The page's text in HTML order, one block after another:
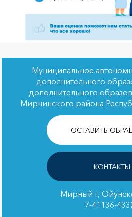
Муниципальное
дополнительного
дополнительного
Мирнинского района
ОСТАВИТЬ
КОНТАКТЫ
Мирный г,
7-41136-